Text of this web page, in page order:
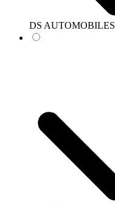
DS AUTOMOBILES